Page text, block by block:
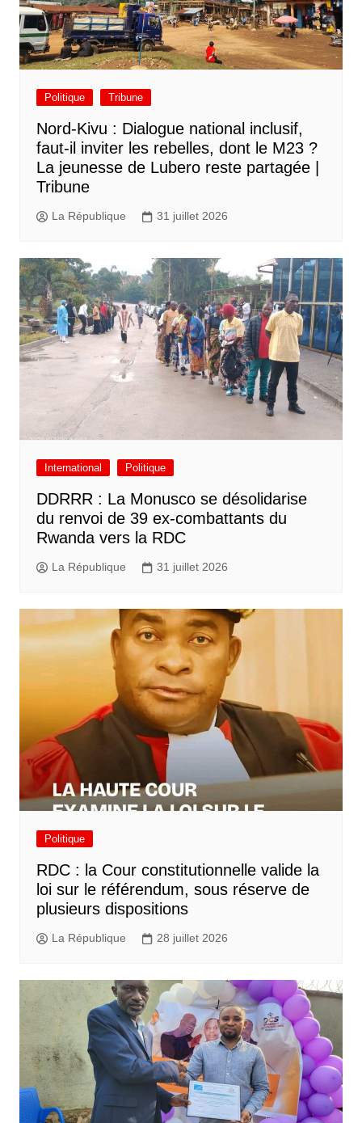
Politique Tribune
Nord-Kivu : Dialogue national inclusif,
faut-il inviter les rebelles, dont le M23 ?
La jeunesse de Lubero reste partagée |
Tribune
La République 31 juillet 2026
International Politique
DDRRR : La Monusco se désolidarise
du renvoi de 39 ex-combattants du
Rwanda vers la RDC
La République 31 juillet 2026
Politique
RDC : la Cour constitutionnelle valide la
loi sur le référendum, sous réserve de
plusieurs dispositions
La République 28 juillet 2026